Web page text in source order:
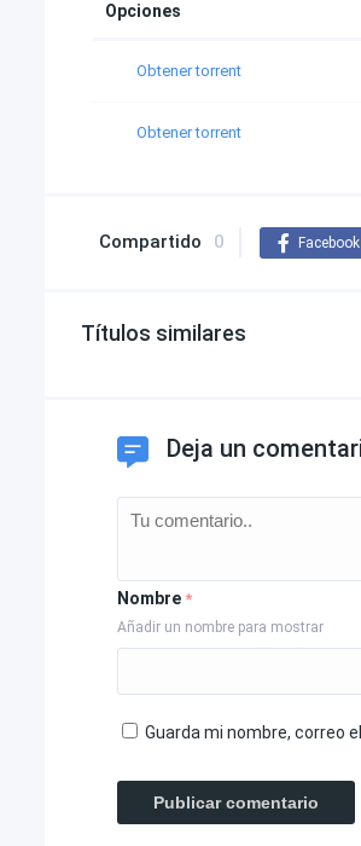
Opciones
Obtener torrent
Obtener torrent
Compartido 0 Facebook
Títulos similares
Deja un
Nombre *
Añadir un nombre para mostrar
Guarda mi nombre, correo